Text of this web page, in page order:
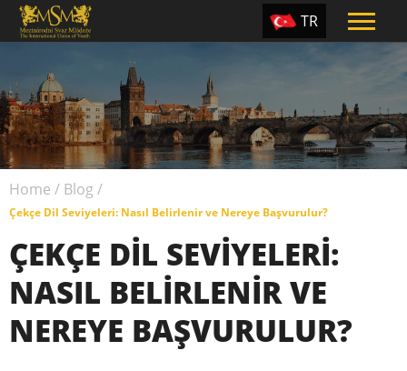
TR
PT
UA
RU
Home / Blog /
Çekçe Dil Seviyeleri: Nasıl Belirlenir ve Nereye Başvurulur?
ÇEKÇE DIL SEVIYELERI:
NASIL BELIRLENIR VE
NEREYE BAŞVURULUR?